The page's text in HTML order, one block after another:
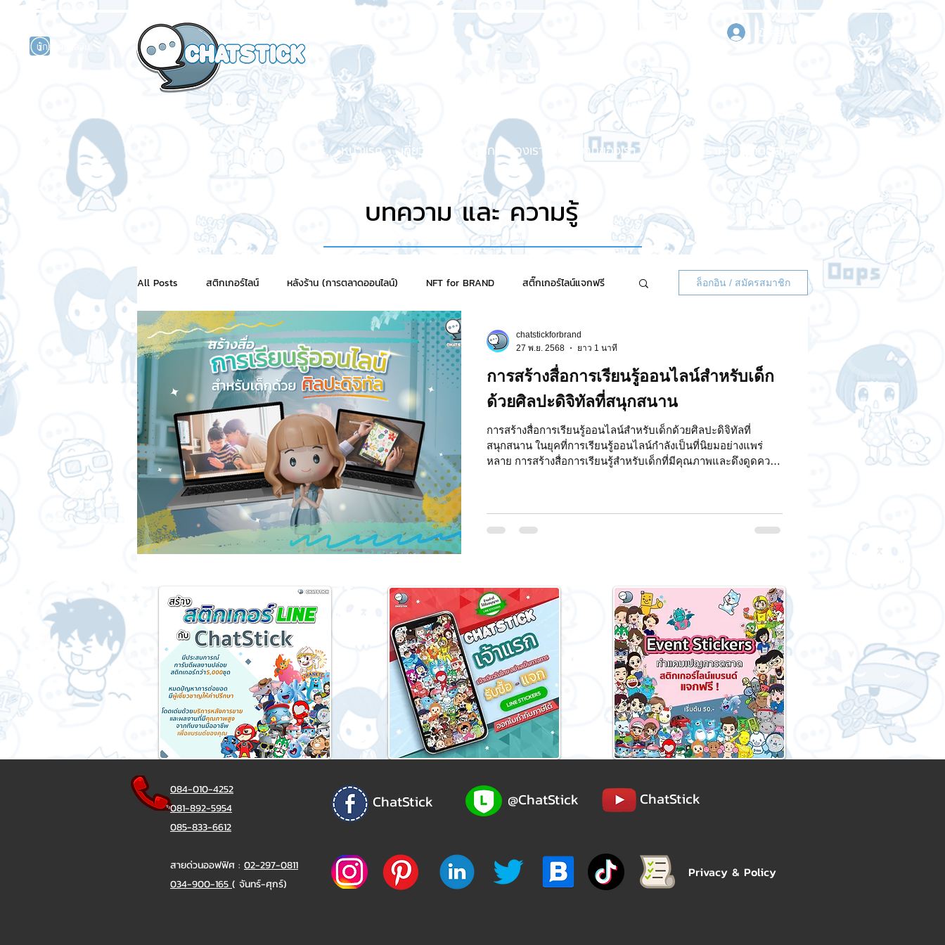
นักแสดงศิลปิน
เข้าสู่ระบบ
หน้าแรก เกี่ยวกับเรา บริการของเรา ผลงานของเรา ขอใบเสนอราคา ติดต่อเรา
บทความ และ ความรู้
All Posts สติกเกอร์ไลน์ หลังร้าน (การตลาดออนไลน์) NFT for BRAND สติ๊กเกอร์ไลน์แจกฟรี
สติกเกอร์แชทสติ๊ค ChatStick Market Motion Graphic ความรู้ธุรกิจ
SME และ แฟรนไชส์ การเงินการลงทุน ภาวะผู้นำและการบริหาร LINE application
การออกแบบและดีไซน์ เทคนิคสาระ IT NFT และ Cryptocurrency รีวิวเกมส์จาก ChatStick
ChatStick NFT Collection Chat Bot เวบไซต์ รวมบริการ
ล็อกอิน / สมัครสมาชิก
การสร้างสื่อการเรียนรู้ออนไลน์สำหรับเด็ก
ด้วยศิลปะดิจิทัลที่สนุกสนาน
การสร้างสื่อการเรียนรู้ออนไลน์สำหรับเด็กด้วยศิลปะดิจิทัลที่
สนุกสนาน ในยุคที่การเรียนรู้ออนไลน์กำลังเป็นที่นิยมอย่างแพร่
หลาย การสร้างสื่อการเรียนรู้สำหรับเด็กที่มีคุณภาพและดึงดูดความ
chatstickforbrand
27 พ.ย. 2568
ยาว 1 นาที
084-010-4252
081-892-5954
085-833-6612
สายด่วนออฟฟิศ : 02-297-0811
034-900-165 ( จันทร์-ศุกร์)
ChatStick @ChatStick ChatStick
Privacy & Policy